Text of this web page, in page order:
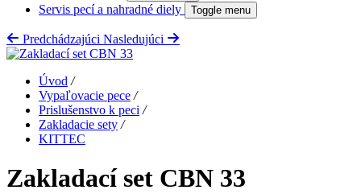
Servis pecí a nahradné diely Toggle menu
Predchádzajúci Nasledujúci
Úvod /
Vypaľovacie pece /
Prislušenstvo k peci /
Zakladacie sety /
KITTEC
Zakladací set CBN 33